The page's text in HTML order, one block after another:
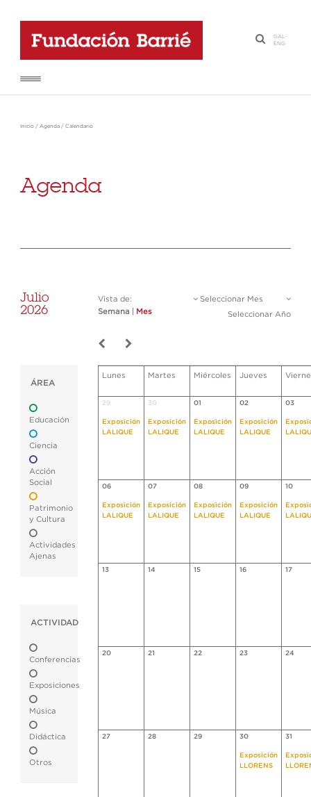
·
GAL-
ENG
Inicio / Agenda / Calendario
Agenda
Julio
2026
Vista de:
Semana
Mes
Seleccionar Mes
Seleccionar Año
ÁREA
Educación
Ciencia
Acción
Social
Patrimonio
y Cultura
Actividades
Ajenas
ACTIVIDAD
Conferencias
Exposiciones
Música
Didáctica
Otros
Lunes Martes Miércoles Jueves
29
Exposición
LALIQUE
30
Exposición
LALIQUE
01
Exposición
LALIQUE
02
Exposición
LALIQUE
03
06
Exposición
LALIQUE
07
Exposición
LALIQUE
08
Exposición
LALIQUE
09
Exposición
LALIQUE
10
13 14 15 16 17
20 21 22 23 24
27 28 29 30
Exposición
LLORENS
31